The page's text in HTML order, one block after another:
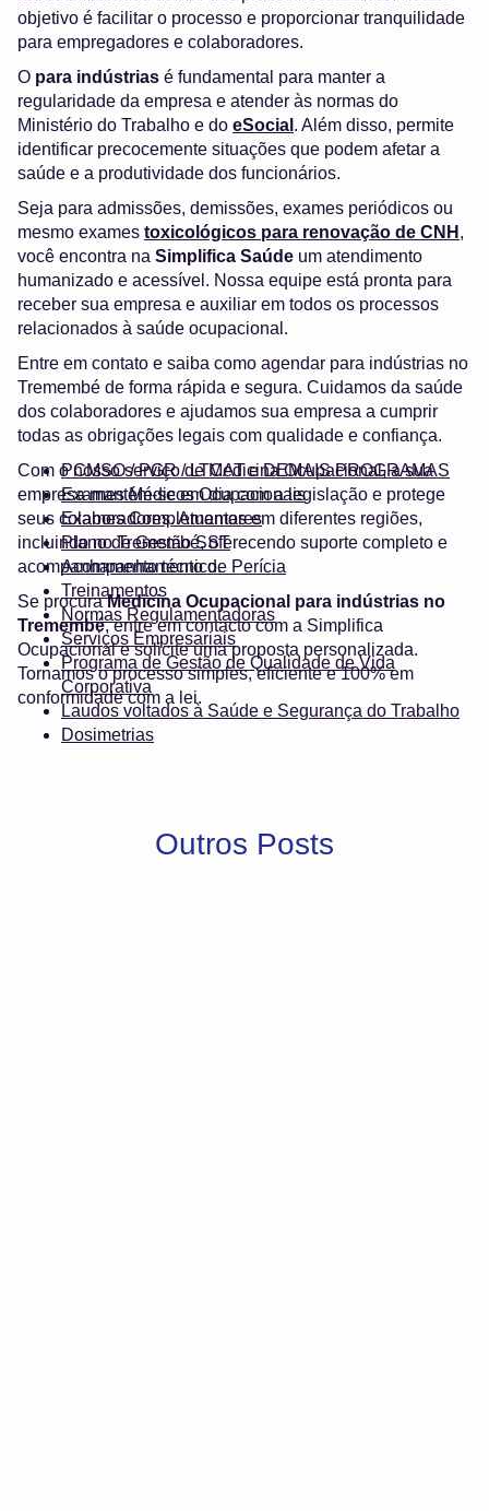
objetivo é facilitar o processo e proporcionar tranquilidade
para empregadores e colaboradores.
O para indústrias é fundamental para manter a
regularidade da empresa e atender às normas do
Ministério do Trabalho e do eSocial . Além disso, permite
identificar precocemente situações que podem afetar a
saúde e a produtividade dos funcionários.
Seja para admissões, demissões, exames periódicos ou
mesmo exames toxicológicos para renovação de CNH ,
você encontra na Simplifica Saúde um atendimento
humanizado e acessível. Nossa equipe está pronta para
receber sua empresa e auxiliar em todos os processos
relacionados à saúde ocupacional.
Entre em contato e saiba como agendar para indústrias no
Tremembé de forma rápida e segura. Cuidamos da saúde
dos colaboradores e ajudamos sua empresa a cumprir
todas as obrigações legais com qualidade e confiança.
PCMSO / PGR / LTCAT e DEMAIS PROGRAMAS
Exames Médicos Ocupacionais
Exames Complementares
Plano de Gestão SST
Acompanhamento de Perícia
Treinamentos
Normas Regulamentadoras
Serviços Empresariais
Programa de Gestão de Qualidade de Vida
Corporativa
Laudos voltados à Saúde e Segurança do Trabalho
Dosimetrias
Com o nosso serviço de Medicina Ocupacional, a sua
empresa mantém-se em dia com a legislação e protege
seus colaboradores. Atuamos em diferentes regiões,
incluindo no Tremembé, oferecendo suporte completo e
acompanhamento técnico.
Se procuraMedicina Ocupacional para indústrias no
Tremembé, entre em contacto com a Simplifica
Ocupacional e solicite uma proposta personalizada.
Tornamos o processo simples, eficiente e 100% em
conformidade com a lei.
Outros Posts